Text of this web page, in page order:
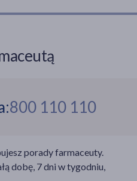
800 110 110
porady farmaceuty.
dobę, 7 dni w tygodniu,